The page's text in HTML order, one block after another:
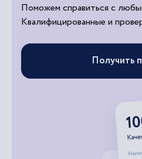
Поможем справиться с
Квалифицированные и
Получить